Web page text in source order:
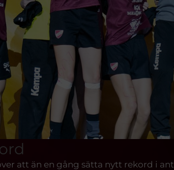
att än en gång sätta nytt rekord i